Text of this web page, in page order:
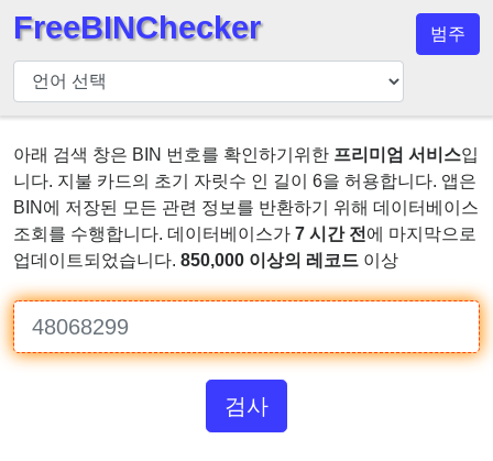
BIN
검
사
기
BIN
검
색
BIN
번
호
BIN
FreeBINChecker 범주
아래 검색 창은 BIN 번호를 확인하기위한 프리미엄 서비스입
니다. 지불 카드의 초기 자릿수 인 길이 6을 허용합니다. 앱은
BIN에 저장된 모든 관련 정보를 반환하기 위해 데이터베이스
조회를 수행합니다. 데이터베이스가 7 시간 전 에 마지막으로
업데이트되었습니다. 850,000 이상의 레코드 이상
검사